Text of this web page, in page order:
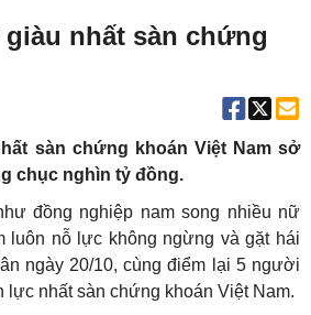
nhất sàn chứng
sàn chứng khoán Việt Nam sở
chục nghìn tỷ đồng.
đồng nghiệp nam song nhiều nữ
luôn nỗ lực không ngừng và gặt hái
ngày 20/10, cùng điểm lại 5 người
lực nhất sàn chứng khoán Việt Nam.